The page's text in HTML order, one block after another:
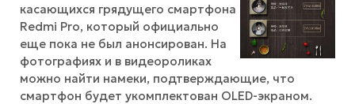
касающихся грядущего смартфона
Redmi Pro, который официально
еще пока не был анонсирован. На
фотографиях и в видеороликах
можно найти намеки, подтверждающие, что
смартфон будет укомплектован OLED-экраном.